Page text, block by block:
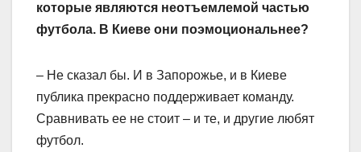
которые являются неотъемлемой частью
футбола. В Киеве они поэмоциональнее?
– Не сказал бы. И в Запорожье, и в Киеве
публика прекрасно поддерживает команду.
Сравнивать ее не стоит – и те, и другие любят
футбол.